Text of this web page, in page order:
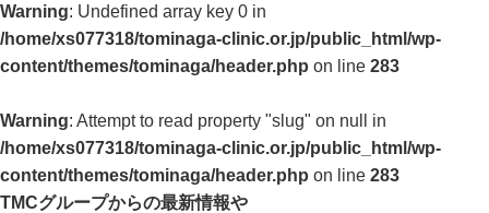
Warning: Undefined array key 0 in
/home/xs077318/tominaga-clinic.or.jp/public_html/wp-
content/themes/tominaga/header.php on line 283
Warning: Attempt to read property "slug" on null in
/home/xs077318/tominaga-clinic.or.jp/public_html/wp-
content/themes/tominaga/header.php on line 283
TMCグループからの最新情報や